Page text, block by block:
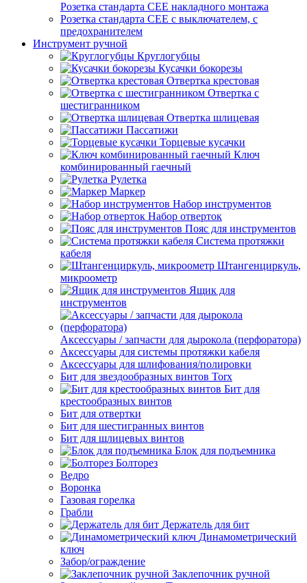
Розетка стандарта СЕЕ накладного монтажа
Розетка стандарта СЕЕ с выключателем, с
предохранителем
Инструмент ручной
Круглогубцы
Кусачки бокорезы
Отвертка крестовая
Отвертка с
шестигранником
Отвертка шлицевая
Пассатижи
Торцевые кусачки
Ключ
комбинированный гаечный
Рулетка
Маркер
Набор инструментов
Набор отверток
Пояс для инструментов
Система протяжки
кабеля
Штангенциркуль,
микроометр
Ящик для
инструментов
Аксессуары / запчасти для дырокола (перфоратора)
Аксессуары для системы протяжки кабеля
Аксессуары для шлифования/полировки
Бит для звездообразных винтов Torx
Бит для
крестообразных винтов
Бит для отвертки
Бит для шестигранных винтов
Бит для шлицевых винтов
Блок для подъемника
Болторез
Ведро
Воронка
Газовая горелка
Грабли
Держатель для бит
Динамометрический
ключ
Забор/ограждение
Заклепочник ручной